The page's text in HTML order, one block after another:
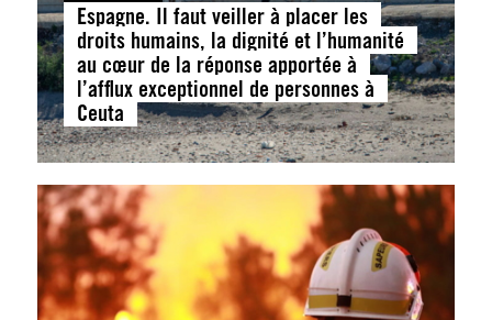
Espagne. Il faut veiller à placer les
droits humains, la dignité et l’humanité
au cœur de la réponse apportée à
l’afflux exceptionnel de personnes à
Ceuta